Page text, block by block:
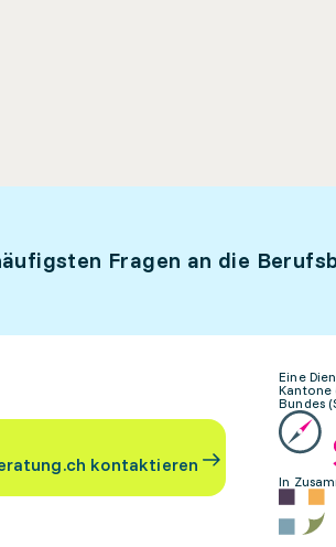
Fragen an die
kontaktieren
Eine
Kantone
Bundes
In